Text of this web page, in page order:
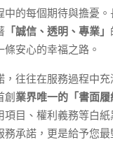
的每個期待與擔憂
「誠信、透明、專業」
安心的幸福之路。
往往在服務過程中
創業界唯一的「書面
項目、權利義務等白
承諾，更是給予您最